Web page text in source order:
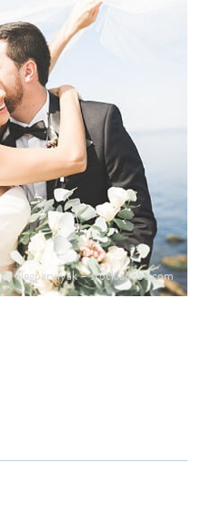
© olegparylyak – stock.adobe.com